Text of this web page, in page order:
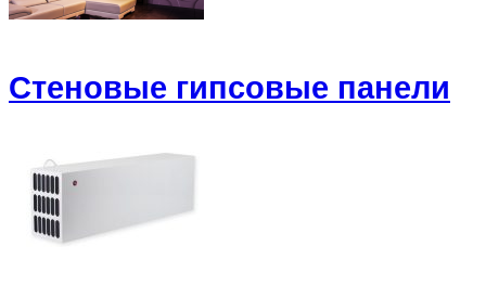
Стеновые гипсовые панели